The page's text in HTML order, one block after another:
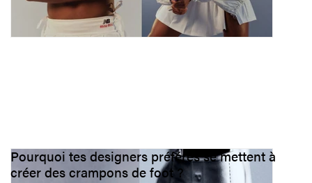
Pourquoi tes designers préférés se mettent à
créer des crampons de foot ?